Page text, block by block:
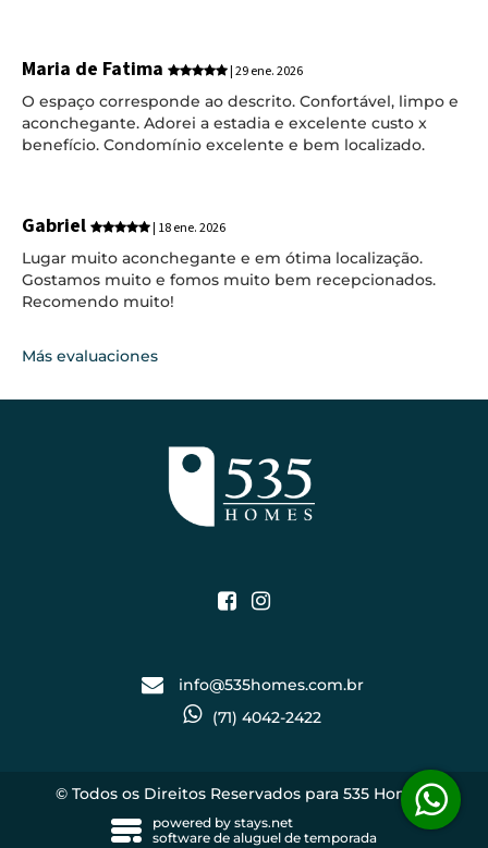
Maria de Fatima | 29 ene. 2026
O espaço corresponde ao descrito. Confortável, limpo e
aconchegante. Adorei a estadia e excelente custo x
benefício. Condomínio excelente e bem localizado.
Gabriel | 18 ene. 2026
Lugar muito aconchegante e em ótima localização.
Gostamos muito e fomos muito bem recepcionados.
Recomendo muito!
Más evaluaciones
info@535homes.com.br
(71) 4042-2422
© Todos os Direitos Reservados para 535 Homes.
powered by stays.net
software de aluguel de temporada